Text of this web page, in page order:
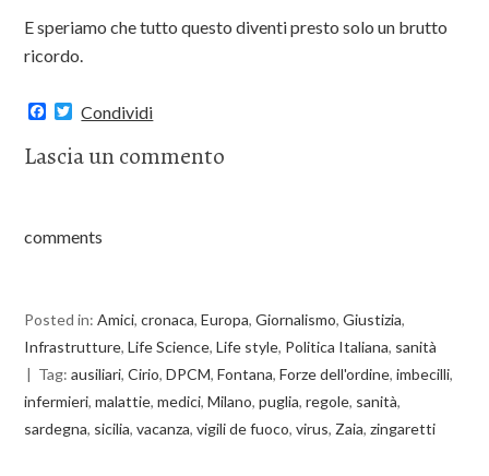
E speriamo che tutto questo diventi presto solo un brutto
ricordo.
F
e
k
T
w
t
Condividi
Lascia un commento
comments
Posted in:Amici,cronaca,Europa,Giornalismo,Giustizia,
Infrastrutture,Life Science,Life style, Politica Italiana, sanità
Tag:ausiliari,Cirio,DPCM,Fontana,Forze dell'ordine,imbecilli,
infermieri,malattie,medici,Milano,puglia,regole, sanità,
sardegna, sicilia,vacanza,vigili de fuoco,virus, Zaia,zingaretti